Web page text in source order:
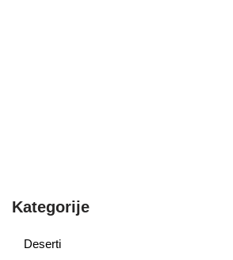
Kategorije
Deserti